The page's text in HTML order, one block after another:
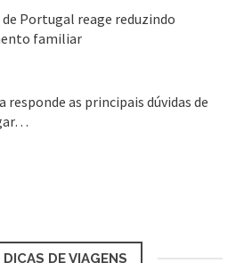
Toronto,
Portugal reage reduzindo
familiar
responde as principais dúvidas de
DICAS DE VIAGENS